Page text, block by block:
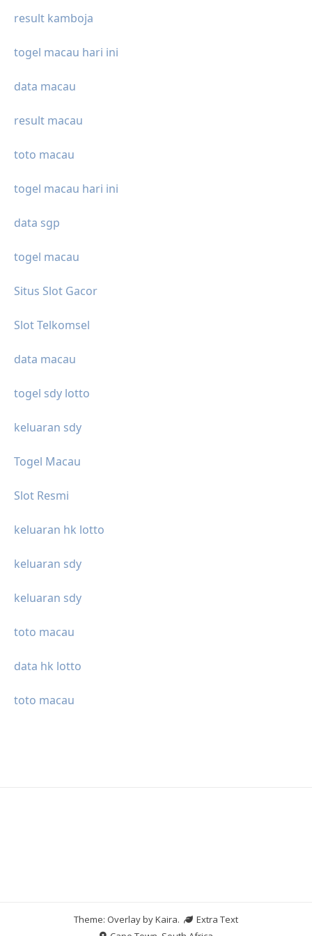
result kamboja
togel macau hari ini
data macau
result macau
toto macau
togel macau hari ini
data sgp
togel macau
Situs Slot Gacor
Slot Telkomsel
data macau
togel sdy lotto
keluaran sdy
Togel Macau
Slot Resmi
keluaran hk lotto
keluaran sdy
keluaran sdy
toto macau
data hk lotto
toto macau
Theme: Overlay byKaira.
Extra Text